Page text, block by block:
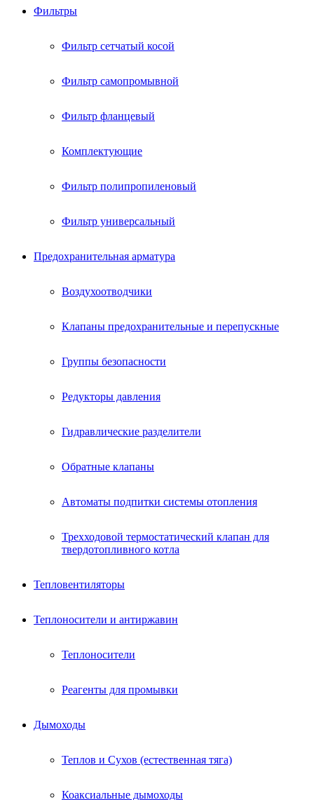
Фильтры
Фильтр сетчатый косой
Фильтр самопромывной
Фильтр фланцевый
Комплектующие
Фильтр полипропиленовый
Фильтр универсальный
Предохранительная арматура
Воздухоотводчики
Клапаны предохранительные и перепускные
Группы безопасности
Редукторы давления
Гидравлические разделители
Обратные клапаны
Автоматы подпитки системы отопления
Трехходовой термостатический клапан для
твердотопливного котла
Тепловентиляторы
Теплоносители и антиржавин
Теплоносители
Реагенты для промывки
Дымоходы
Теплов и Сухов (естественная тяга)
Коаксиальные дымоходы